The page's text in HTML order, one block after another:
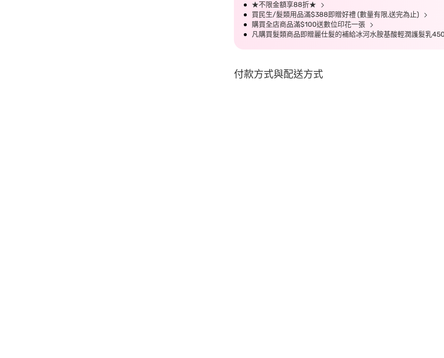
★不限金額享88折★
買民生/髮類用品滿$388即贈好禮 (數量有限,送完為止)
購買全店商品滿$100送數位印花一張
凡購買髮類商品即贈麗仕髮的補給冰河水胺基酸輕潤護髮乳
付款方式與配送方式